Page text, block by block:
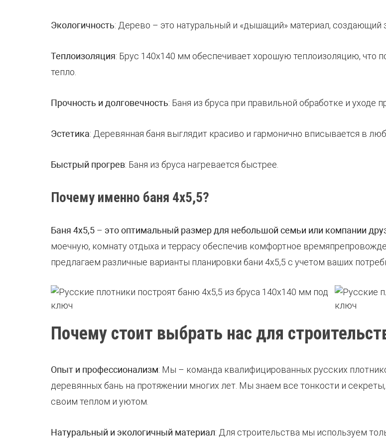
Экологичность: Дерево – это натуральный и «дышащий» материал, создающий
Теплоизоляция: Брус 140х140 мм обеспечивает хорошую теплоизоляцию, что
тепло.
Прочность и долговечность: Баня из бруса при правильной обработке и уходе
Эстетика: Деревянная баня выглядит красиво и гармонично вписывается в
Быстрый прогрев: Баня из бруса нагревается быстрее.
Почему именно баня 4х5,5?
Баня 4х5,5 – это оптимальный размер для небольшой семьи или компании
моечную, комнату отдыха и террасу обеспечив комфортное
предлагаем различные варианты планировки бани 4х5,5 с учетом ваших
Почему стоит выбрать нас для
Опыт и профессионализм: Мы – команда квалифицированных русских
деревянных бань на протяжении многих лет. Мы знаем все тонкости и
своим теплом и уютом.
Натуральный и экологичный материал: Для строительства мы используем